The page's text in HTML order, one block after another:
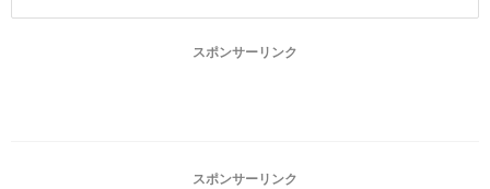
スポンサーリンク
スポンサーリンク